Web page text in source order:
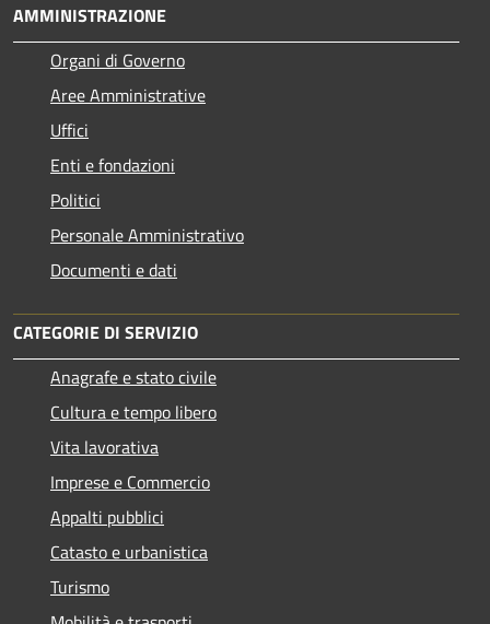
AMMINISTRAZIONE
Organi di Governo
Aree Amministrative
Uffici
Enti e fondazioni
Politici
Personale Amministrativo
Documenti e dati
CATEGORIE DI SERVIZIO
Anagrafe e stato civile
Cultura e tempo libero
Vita lavorativa
Imprese e Commercio
Appalti pubblici
Catasto e urbanistica
Turismo